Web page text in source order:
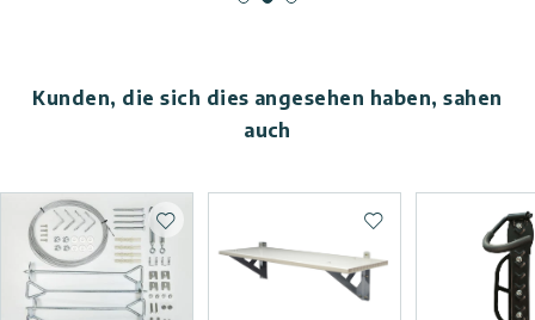
Kunden, die sich dies angesehen haben, sahen
auch
Zur Wunschliste hinzufügenZur Wunschliste